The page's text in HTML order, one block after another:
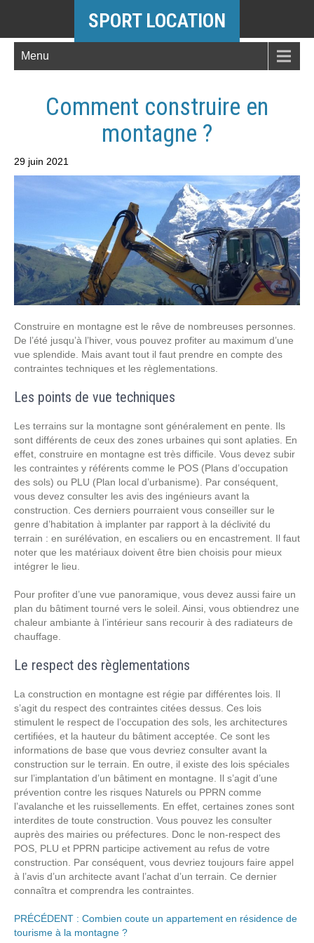
SPORT LOCATION
Menu
Comment construire en
montagne ?
29 juin 2021
Construire en montagne est le rêve de nombreuses personnes.
De l’été jusqu’à l’hiver, vous pouvez profiter au maximum d’une
vue splendide. Mais avant tout il faut prendre en compte des
contraintes techniques et les règlementations.
Les points de vue techniques
Les terrains sur la montagne sont généralement en pente. Ils
sont différents de ceux des zones urbaines qui sont aplaties. En
effet, construire en montagne est très difficile. Vous devez subir
les contraintes y référents comme le POS (Plans d’occupation
des sols) ou PLU (Plan local d’urbanisme). Par conséquent,
vous devez consulter les avis des ingénieurs avant la
construction. Ces derniers pourraient vous conseiller sur le
genre d’habitation à implanter par rapport à la déclivité du
terrain : en surélévation, en escaliers ou en encastrement. Il faut
noter que les matériaux doivent être bien choisis pour mieux
intégrer le lieu.
Pour profiter d’une vue panoramique, vous devez aussi faire un
plan du bâtiment tourné vers le soleil. Ainsi, vous obtiendrez une
chaleur ambiante à l’intérieur sans recourir à des radiateurs de
chauffage.
Le respect des règlementations
La construction en montagne est régie par différentes lois. Il
s’agit du respect des contraintes citées dessus. Ces lois
stimulent le respect de l’occupation des sols, les architectures
certifiées, et la hauteur du bâtiment acceptée. Ce sont les
informations de base que vous devriez consulter avant la
construction sur le terrain. En outre, il existe des lois spéciales
sur l’implantation d’un bâtiment en montagne. Il s’agit d’une
prévention contre les risques Naturels ou PPRN comme
l’avalanche et les ruissellements. En effet, certaines zones sont
interdites de toute construction. Vous pouvez les consulter
auprès des mairies ou préfectures. Donc le non-respect des
POS, PLU et PPRN participe activement au refus de votre
construction. Par conséquent, vous devriez toujours faire appel
à l’avis d’un architecte avant l’achat d’un terrain. Ce dernier
connaîtra et comprendra les contraintes.
PRÉCÉDENT : Combien coute un appartement en résidence de
tourisme à la montagne ?